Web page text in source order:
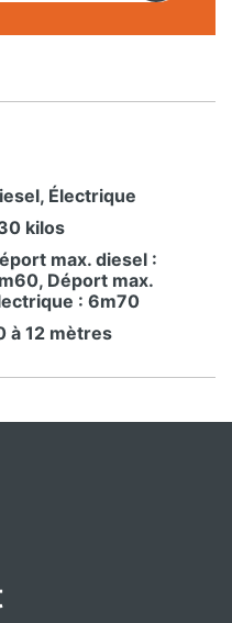
Électrique
kilos
max. diesel :
Déport max.
: 6m70
à 12 mètres